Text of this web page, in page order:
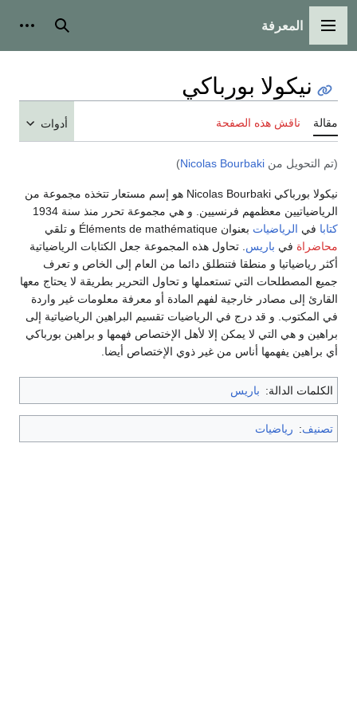
القائمة الرئيسية
المعرفة بحث
نيكولا بورباكي
مقالة ناقش هذه الصفحة أدوات
(تم التحويل من Nicolas Bourbaki
)
نيكولا بورباكي Nicolas Bourbaki هو إسم مستعار تتخذه مجموعة من
الرياضياتيين معظمهم فرنسيين. و هي مجموعة تحرر منذ سنة 1934
كتابا في الرياضيات بعنوان Éléments de mathématique و تلقي
محاضراة في باريس . تحاول هذه المجموعة جعل الكتابات الرياضياتية
أكثر رياضياتيا و منطقا فتنطلق دائما من العام إلى الخاص و تعرف
جميع المصطلحات التي تستعملها و تحاول التحرير بطريقة لا يحتاج معها
القارئ إلى مصادر خارجية لفهم المادة أو معرفة معلومات غير واردة
في المكتوب. و قد درج في الرياضيات تقسيم البراهين الرياضياتية إلى
براهين و هي التي لا يمكن إلا لأهل الإختصاص فهمها و براهين بورباكي
أي براهين يفهمها أناس من غير ذوي الإختصاص أيضا.
الكلمات الدالة: باريس
تصنيف: رياضيات